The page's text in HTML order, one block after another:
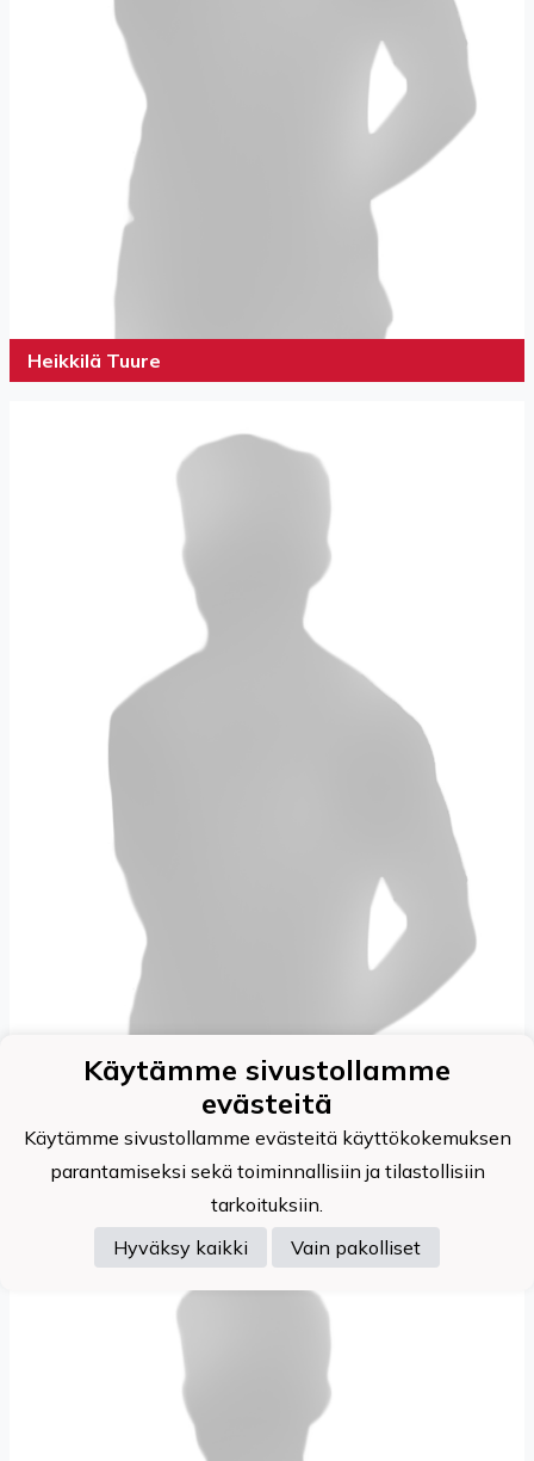
Heikkilä Tuure
Käytämme sivustollamme
evästeitä
Käytämme sivustollamme evästeitä käyttökokemuksen
parantamiseksi sekä toiminnallisiin ja tilastollisiin
tarkoituksiin.
Hyväksy kaikki
Vain pakolliset